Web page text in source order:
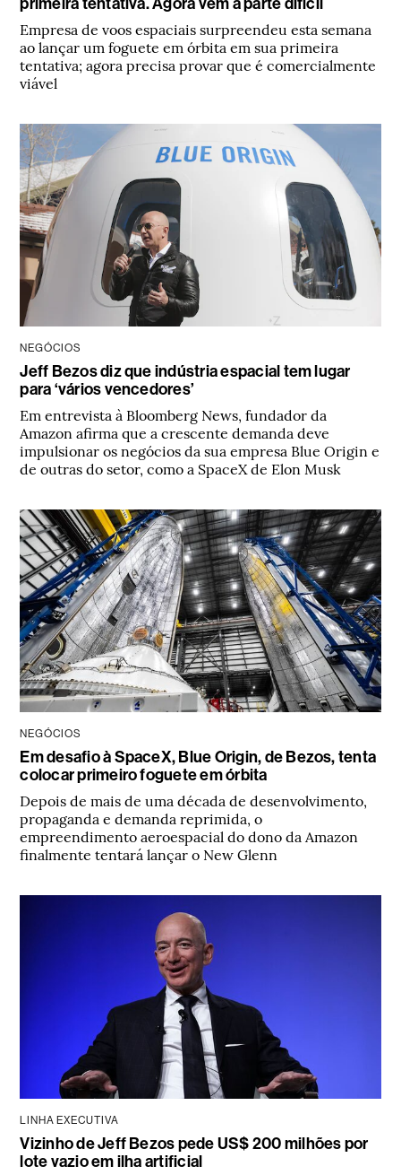
Empresa de voos espaciais surpreendeu esta semana
ao lançar um foguete em órbita em sua primeira
tentativa; agora precisa provar que é comercialmente
viável
NEGÓCIOS
Jeff Bezos diz que indústria espacial tem lugar
para ‘vários vencedores’
Em entrevista à Bloomberg News, fundador da
Amazon afirma que a crescente demanda deve
impulsionar os negócios da sua empresa Blue Origin e
de outras do setor, como a SpaceX de Elon Musk
NEGÓCIOS
Em desafio à SpaceX, Blue Origin, de Bezos, tenta
colocar primeiro foguete em órbita
Depois de mais de uma década de desenvolvimento,
propaganda e demanda reprimida, o
empreendimento aeroespacial do dono da Amazon
finalmente tentará lançar o New Glenn
LINHA EXECUTIVA
Vizinho de Jeff Bezos pede US$ 200 milhões por
lote vazio em ilha artificial